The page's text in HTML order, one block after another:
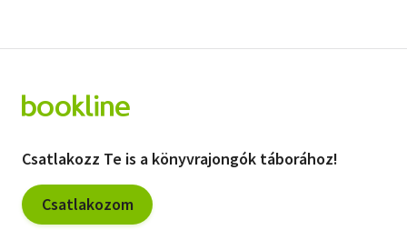
Csatlakozz Te is a könyvrajongók táborához!
Csatlakozom